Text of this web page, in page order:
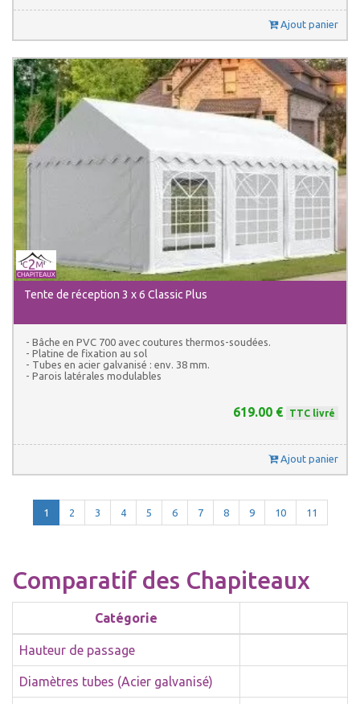
Ajout panier
Tente de réception 3 x 6 Classic Plus
- Bâche en PVC 700 avec coutures thermos-soudées.
- Platine de fixation au sol
- Tubes en acier galvanisé : env. 38 mm.
- Parois latérales modulables
619.00 € TTC livré
Ajout panier
1 2 3 4 5 6 7 8 9 10 11
Comparatif des Chapiteaux
Catégorie
Hauteur de passage
Diamètres tubes (Acier galvanisé)